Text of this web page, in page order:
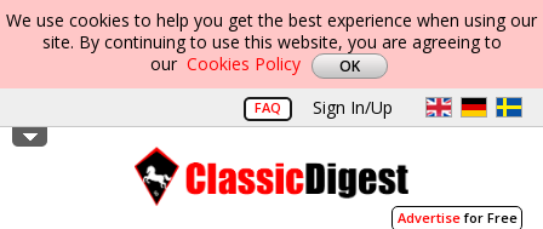
We use cookies to help you get the best experience when using our
site. By continuing to use this website, you are agreeing to
our Cookies Policy
FAQ Sign In/Up
Advertisefor Free